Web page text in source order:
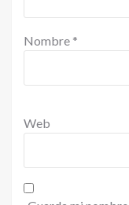
Nombre *
Web